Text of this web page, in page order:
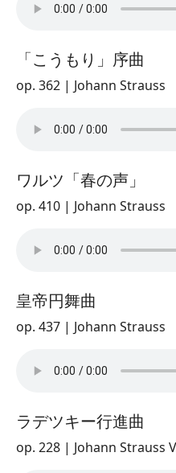
「こうもり」序曲
op. 362 | Johann Strauss
ワルツ「春の声」
op. 410 | Johann Strauss
皇帝円舞曲
op. 437 | Johann Strauss
ラデツキー行進曲
op. 228 | Johann Strauss